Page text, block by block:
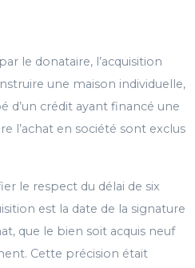
le donataire, l’acquisition
une maison individuelle,
d’un crédit ayant financé une
l’achat en société sont exclus
le respect du délai de six
est la date de la signature
que le bien soit acquis neuf
Cette précision était